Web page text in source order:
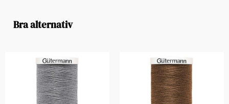
Bra alternativ